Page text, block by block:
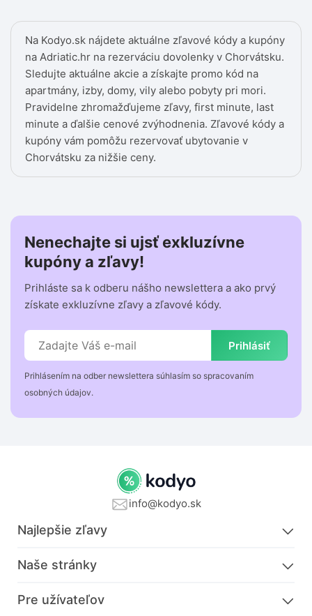
Na Kodyo.sk nájdete aktuálne zľavové kódy a kupóny
na Adriatic.hr na rezerváciu dovolenky v Chorvátsku.
Sledujte aktuálne akcie a získajte promo kód na
apartmány, izby, domy, vily alebo pobyty pri mori.
Pravidelne zhromažďujeme zľavy, first minute, last
minute a ďalšie cenové zvýhodnenia. Zľavové kódy a
kupóny vám pomôžu rezervovať ubytovanie v
Chorvátsku za nižšie ceny.
Nenechajte si ujsť exkluzívne
kupóny a zľavy!
Prihláste sa k odberu nášho newslettera a ako prvý
získate exkluzívne zľavy a zľavové kódy.
Prihlásiť
Prihlásením na odber newslettera súhlasím so spracovaním
osobných údajov.
info@kodyo.sk
Najlepšie zľavy
Naše stránky
Pre užívateľov